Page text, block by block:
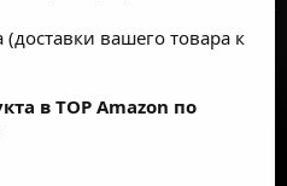
вашего товара к
в ТОР Amazon по